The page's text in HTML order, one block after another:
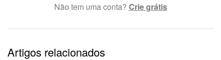
Texto complexo e incompreensível
Informações estão desatualizadas
Explicação muito breve, preciso de mais informações
Não tem uma conta? Crie grátis
Artigos relacionados